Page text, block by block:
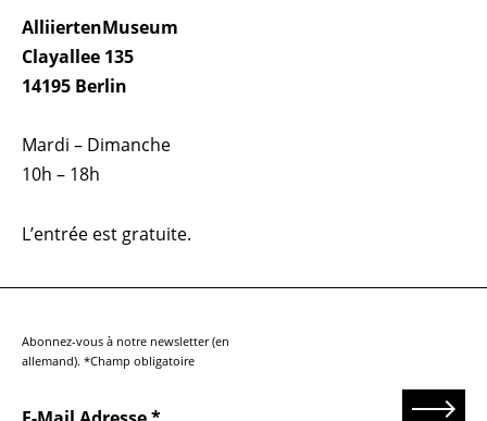
AlliiertenMuseum
Clayallee 135
14195 Berlin
Mardi – Dimanche
10h – 18h
L’entrée est gratuite.
Abonnez-vous à notre newsletter (en
allemand). *Champ obligatoire
Send